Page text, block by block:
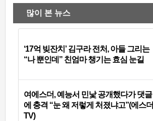
많이 본 뉴스
‘17억 빚잔치’ 김구라 전처, 아들 그리는
“나 뿐인데” 친엄마 챙기는 효심 눈길
여에스더, 예능서 민낯 공개했다가 댓글
에 충격 “눈 왜 저렇게 처졌냐고”(에스더
TV)